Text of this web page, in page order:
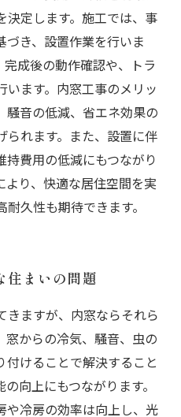
決定します。施工では、事
き、設置作業を行いま
成後の動作確認や、トラ
います。内窓工事のメリッ
騒音の低減、省エネ効果の
られます。また、設置に伴
費用の低減にもつながり
より、快適な居住空間を実
久性も期待できます。
住まいの問題
きますが、内窓ならそれら
窓からの冷気、騒音、虫の
けることで解決すること
向上にもつながります。
や冷房の効率は向上し、光